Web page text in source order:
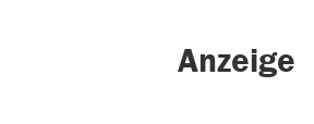
Anzeige